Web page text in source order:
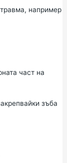
например
част на
зъба